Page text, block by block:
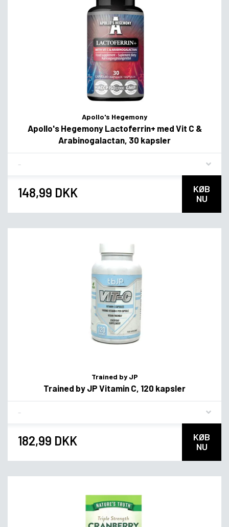
Apollo's Hegemony
Apollo's Hegemony Lactoferrin+ med Vit C &
Arabinogalactan, 30 kapsler
148,99 DKK
KØB
NU
Trained by JP
Trained by JP Vitamin C, 120 kapsler
182,99 DKK
KØB
NU